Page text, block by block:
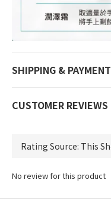
SHIPPING & PAYMENT
CUSTOMER REVIEWS
No review for this product